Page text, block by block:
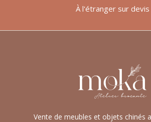
Vente de meubles et objets chinés
À l'étranger sur devis